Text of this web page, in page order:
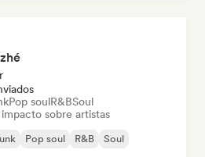
Pop soulR&BSoul
sobre artistas
Pop soul R&B
Soul